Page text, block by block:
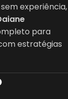
experiência,
para
estratégias